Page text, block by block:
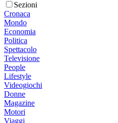
Sezioni
Cronaca
Mondo
Economia
Politica
Spettacolo
Televisione
People
Lifestyle
Videogiochi
Donne
Magazine
Motori
Viaggi